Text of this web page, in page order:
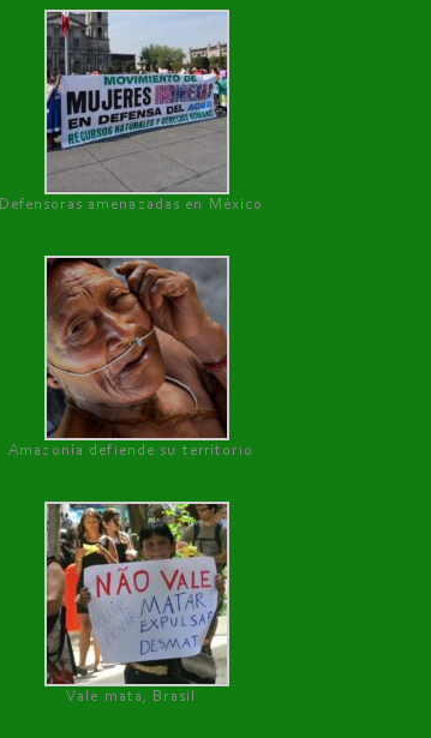
Defensoras amenazadas en México
Amazonía defiende su territorio
Vale mata, Brasil